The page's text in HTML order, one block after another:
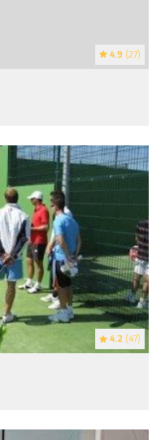
4.9 (27)
4.2 (47)